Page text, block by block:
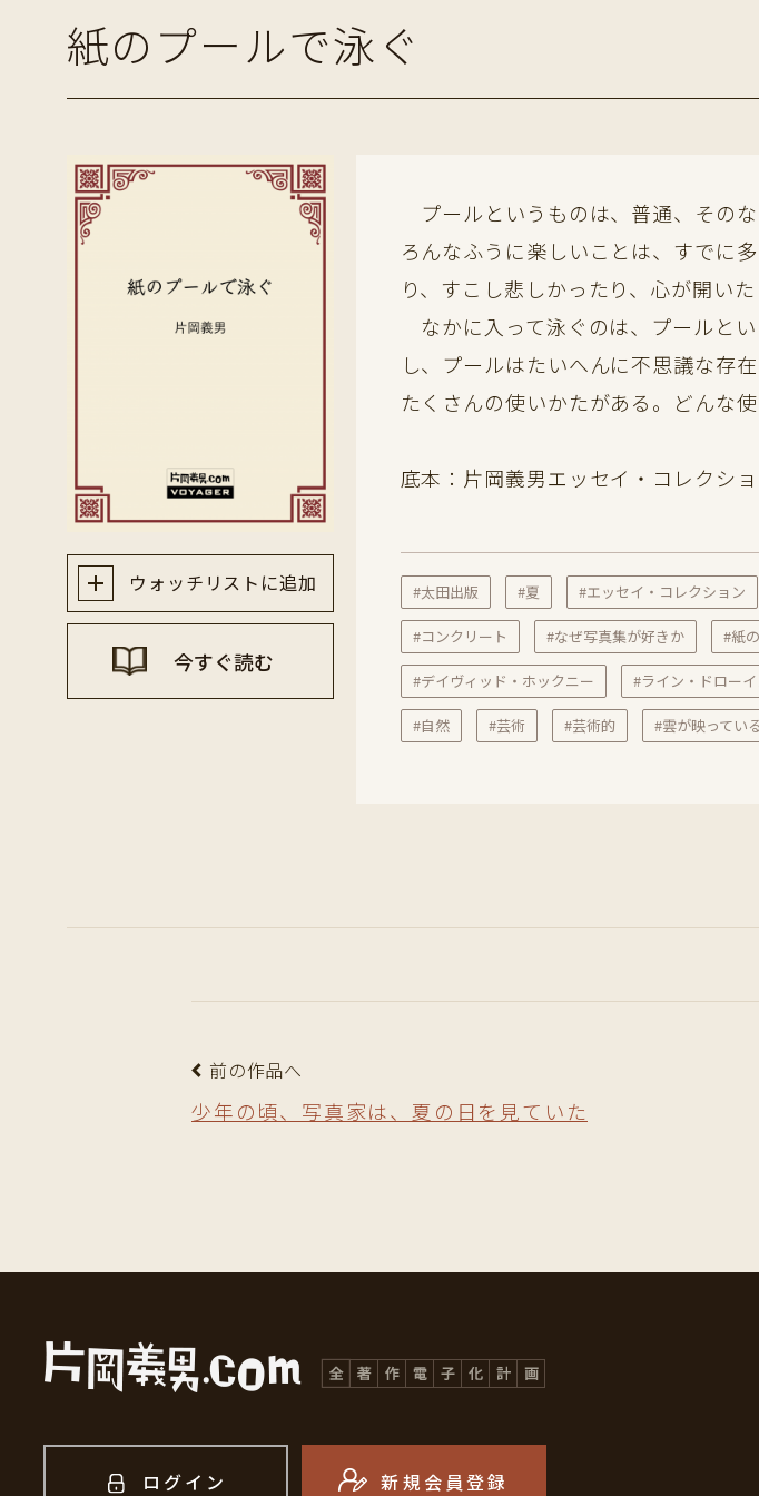
紙のプールで泳ぐ
ウォッチリストに追加
今すぐ読む
プールというものは、普通、その
ろんなふうに楽しいことは、すでに
り、すこし悲しかったり、心が開い
なかに入って泳ぐのは、プールと
し、プールはたいへんに不思議な存
たくさんの使いかたがある。どんな
底本：片岡義男エッセイ・コレクシ
#太田出版 #夏 #エッセイ・コレクション
#コンクリート #なぜ写真集が好きか #紙
#デイヴィッド・ホックニー #ライン・ドロー
#自然 #芸術 #芸術的 #雲が映ってい
前の作品へ
少年の頃、写真家は、夏の日を見ていた
ログイン 新規会員登録